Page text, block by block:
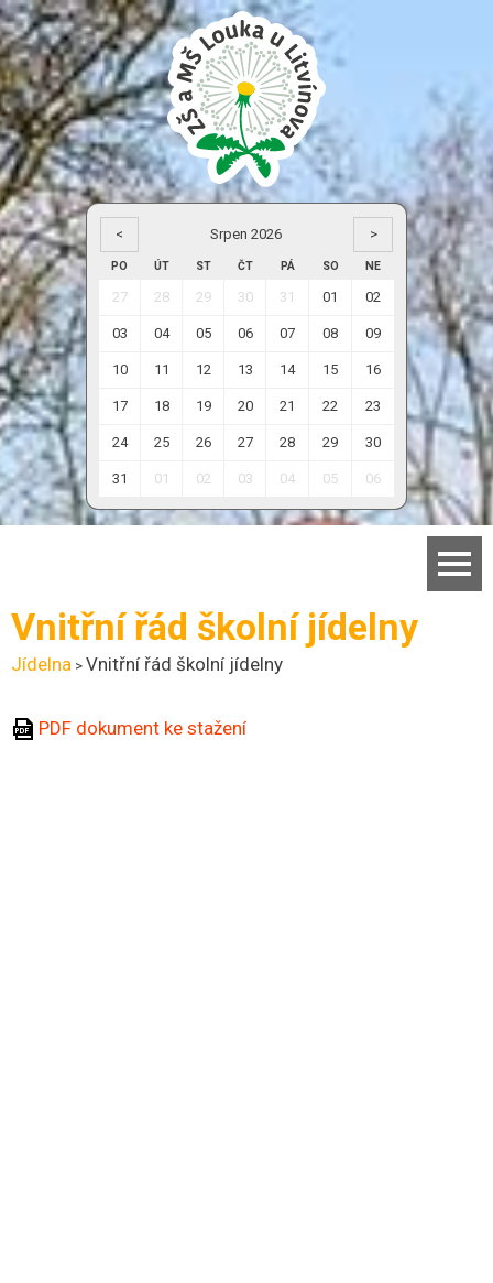
< Srpen 2026 >
PO ÚT ST ČT PÁ SO NE
27 28 29 30 31 01 02
03 04 05 06 07 08 09
10 11 12 13 14 15 16
17 18 19 20 21 22 23
24 25 26 27 28 29 30
31 01 02 03 04 05 06
Domů
Základní škola
Aktuality
Vnitřní řád školní jídelny
Jídelna >Vnitřní řád školní jídelny
PDF dokument ke stažení